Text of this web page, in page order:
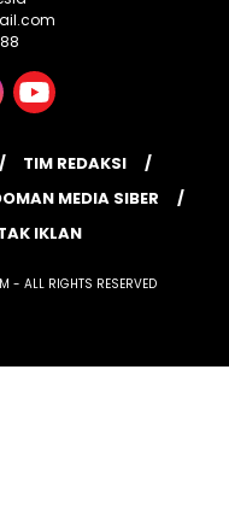
TIM REDAKSI
MEDIA SIBER
IKLAN
- ALL RIGHTS RESERVED